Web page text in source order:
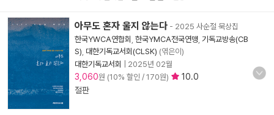
아무도 혼자 울지 않는다 - 2025 사순절 묵상집
한국YWCA연합회 한국YMCA전국연맹 기독교방송(CB
S) 대한기독교서회(CLSK) (엮은이)
대한기독교서회
2025년 02월
3,060원 (10% 할인 / 170원)
10.0
절판